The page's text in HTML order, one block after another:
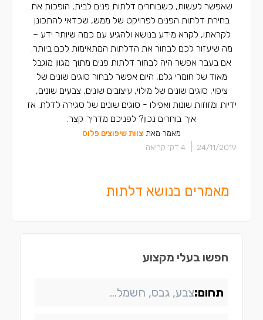
שאפשר לעשות, כשבוחרים דלתות פנים לבית, הופכות את
בחירת דלתות הפנים לפרויקט של ממש, שכדאי להתכונן
לקראתו, לקרא מידע בנושא ולהגיע עם כמה שיותר ידע –
מה שיעזור לכם לבחור את הדלתות המתאימות לכם ביותר.
אם בעבר אפשר היה לבחור דלתות פנים מתוך מגוון מוגבל
מאוד של חומרי גלם, היום אפשר לבחור סוגים שונים של
ציפוי, סוגים שונים של מילוי, עיצובים שונים, צבעים שונים,
ידיות ומזוזות שונות ואפילו - סוגים שונים של סגירה לדלת. אז
איך בוחרים נכון? לפניכם מדריך קצר.
מאמר מאת צוות שיפוצים פלוס
24/11/2019
4 דק' קריאה
מאמרים בנושא דלתות
חפשו בעלי מקצוע
תחום: